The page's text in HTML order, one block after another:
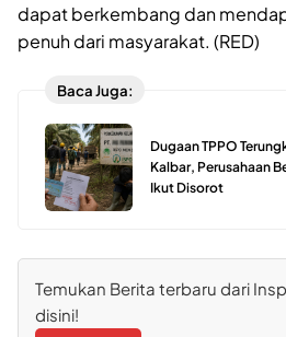
dapat berkembang dan
penuh dari masyarakat. (RED)
Baca Juga:
Dugaan TPPO
Kalbar, Perusahaan
Ikut Disorot
Temukan Berita terbaru dari
disini!